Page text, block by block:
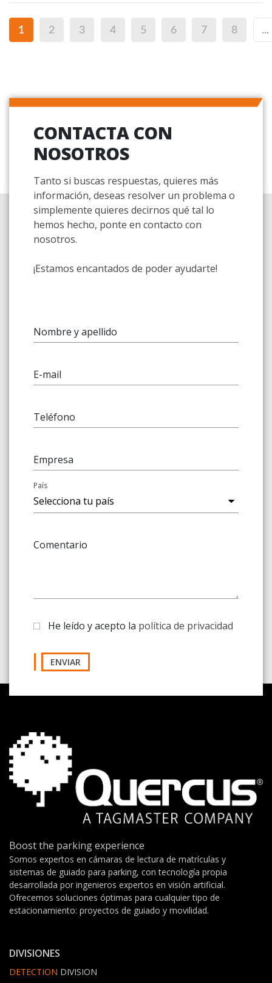
1 2 3 4 5 6 7 8 ...
CONTACTA CON
NOSOTROS
Tanto si buscas respuestas, quieres más
información, deseas resolver un problema o
simplemente quieres decirnos qué tal lo
hemos hecho, ponte en contacto con
nosotros.
¡Estamos encantados de poder ayudarte!
Nombre y apellido
E-mail
Teléfono
Empresa
País
Comentario
He leído y acepto la política de privacidad
ENVIAR
Boost the parking experience
Somos expertos en cámaras de lectura de matrículas y
sistemas de guiado para parking, con tecnología propia
desarrollada por ingenieros expertos en visión artificial.
Ofrecemos soluciones óptimas para cualquier tipo de
estacionamiento: proyectos de guiado y movilidad.
DIVISIONES
DETECTION DIVISION